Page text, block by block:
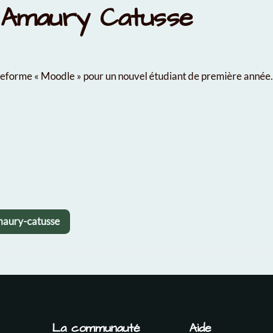
Catusse
« Moodle » pour un nouvel étudiant de première année.
catusse
La communauté Aide